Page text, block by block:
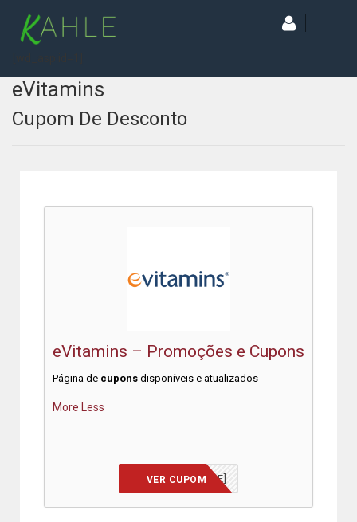
eVitamins
Cupom De Desconto
eVitamins – Promoções e Cupons
Página de cupons disponíveis e atualizados
More Less
[VERIFICAR HOME]
VER CUPOM